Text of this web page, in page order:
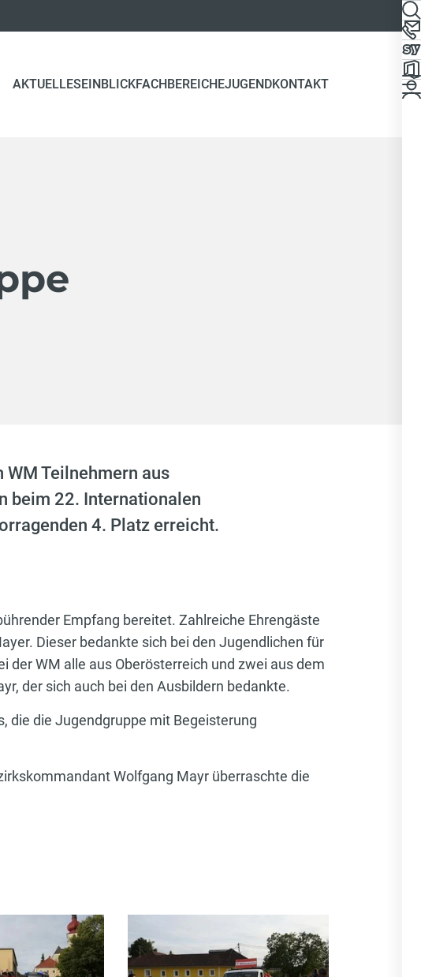
AKTUELLESEINBLICKFACHBEREICHEJUGENDKONTAKT
WM Teilnehmern aus
beim 22. Internationalen
4. Platz erreicht.
Empfang bereitet. Zahlreiche Ehrengäste
Dieser bedankte sich bei den Jugendlichen für
der WM alle aus Oberösterreich und zwei aus dem
der sich auch bei den Ausbildern bedankte.
die die Jugendgruppe mit Begeisterung
Wolfgang Mayr überraschte die